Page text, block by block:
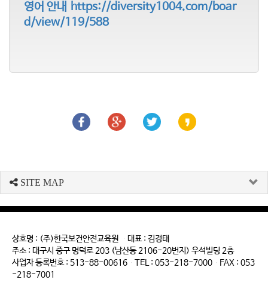
영어 안내 https://diversity1004.com/boar
d/view/119/588
SITE MAP
상호명 : (주)한국보건안전교육원 대표 : 김경태
주소 : 대구시 중구 명덕로 203 (남산동 2106-20번지) 우석빌딩 2층
사업자 등록번호 : 513-88-00616 TEL : 053-218-7000 FAX : 053
-218-7001